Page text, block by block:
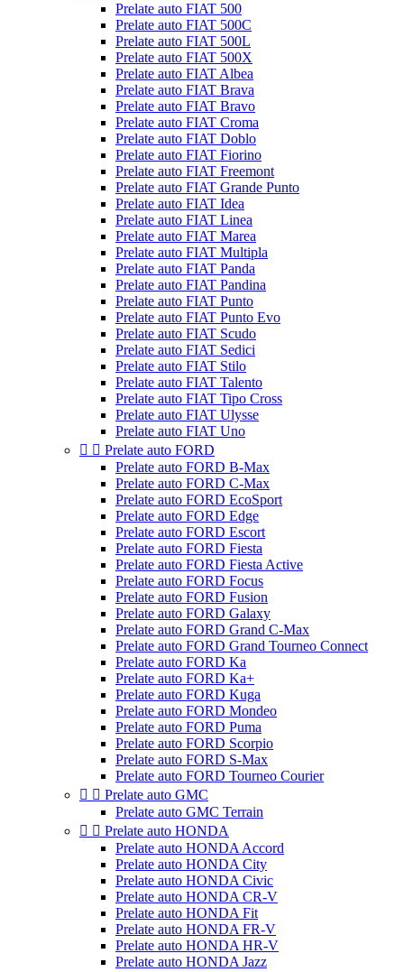
Prelate auto FIAT 500
Prelate auto FIAT 500C
Prelate auto FIAT 500L
Prelate auto FIAT 500X
Prelate auto FIAT Albea
Prelate auto FIAT Brava
Prelate auto FIAT Bravo
Prelate auto FIAT Croma
Prelate auto FIAT Doblo
Prelate auto FIAT Fiorino
Prelate auto FIAT Freemont
Prelate auto FIAT Grande Punto
Prelate auto FIAT Idea
Prelate auto FIAT Linea
Prelate auto FIAT Marea
Prelate auto FIAT Multipla
Prelate auto FIAT Panda
Prelate auto FIAT Pandina
Prelate auto FIAT Punto
Prelate auto FIAT Punto Evo
Prelate auto FIAT Scudo
Prelate auto FIAT Sedici
Prelate auto FIAT Stilo
Prelate auto FIAT Talento
Prelate auto FIAT Tipo Cross
Prelate auto FIAT Ulysse
Prelate auto FIAT Uno
  Prelate auto FORD
Prelate auto FORD B-Max
Prelate auto FORD C-Max
Prelate auto FORD EcoSport
Prelate auto FORD Edge
Prelate auto FORD Escort
Prelate auto FORD Fiesta
Prelate auto FORD Fiesta Active
Prelate auto FORD Focus
Prelate auto FORD Fusion
Prelate auto FORD Galaxy
Prelate auto FORD Grand C-Max
Prelate auto FORD Grand Tourneo Connect
Prelate auto FORD Ka
Prelate auto FORD Ka+
Prelate auto FORD Kuga
Prelate auto FORD Mondeo
Prelate auto FORD Puma
Prelate auto FORD Scorpio
Prelate auto FORD S-Max
Prelate auto FORD Tourneo Courier
  Prelate auto GMC
Prelate auto GMC Terrain
  Prelate auto HONDA
Prelate auto HONDA Accord
Prelate auto HONDA City
Prelate auto HONDA Civic
Prelate auto HONDA CR-V
Prelate auto HONDA Fit
Prelate auto HONDA FR-V
Prelate auto HONDA HR-V
Prelate auto HONDA Jazz